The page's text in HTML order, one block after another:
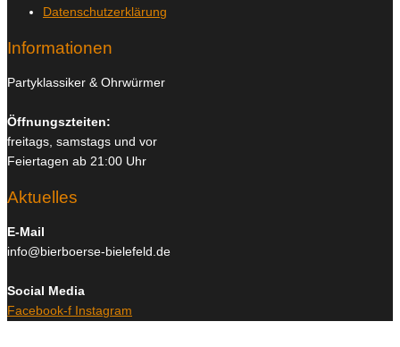
Datenschutzerklärung
Informationen
Partyklassiker & Ohrwürmer
Öffnungszteiten:
freitags, samstags und vor
Feiertagen ab 21:00 Uhr
Aktuelles
E-Mail
info@bierboerse-bielefeld.de
Social Media
Facebook-f Instagram